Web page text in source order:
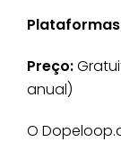
Preço:
anual)
O